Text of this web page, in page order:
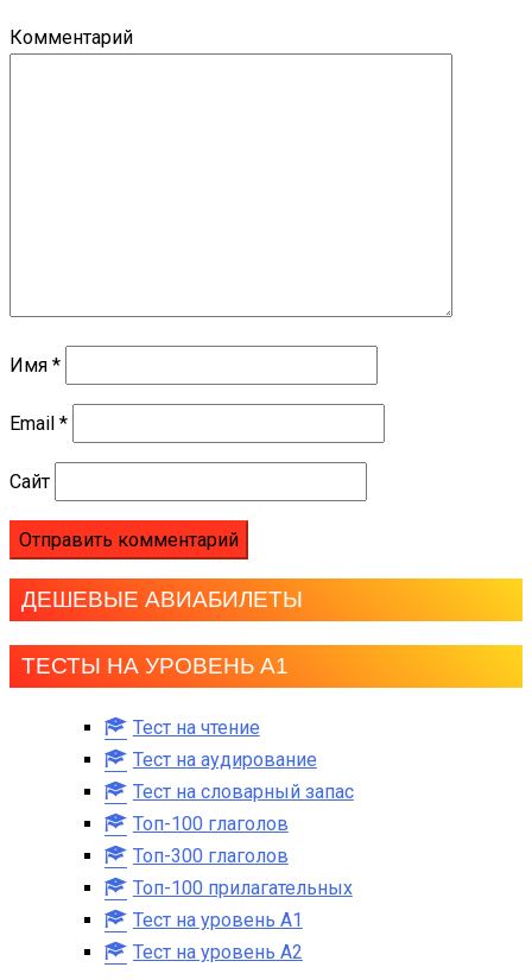
Комментарий
Имя *
Email *
Сайт
ДЕШЕВЫЕ АВИАБИЛЕТЫ
ТЕСТЫ НА УРОВЕНЬ А1
Тест на чтение
Тест на аудирование
Тест на словарный запас
Топ-100 глаголов
Топ-300 глаголов
Топ-100 прилагательных
Тест на уровень A1
Тест на уровень A2